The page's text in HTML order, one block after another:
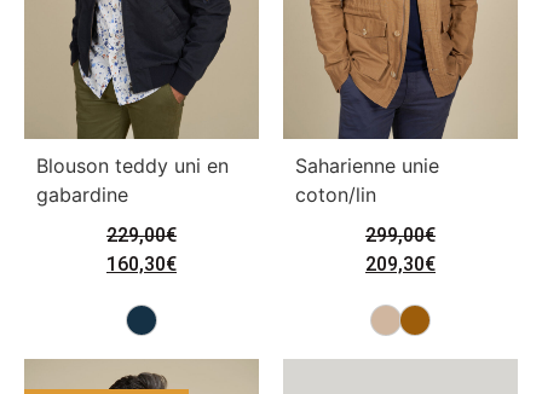
Blouson teddy uni en
gabardine
229,00€
160,30€
Saharienne unie
coton/lin
299,00€
209,30€